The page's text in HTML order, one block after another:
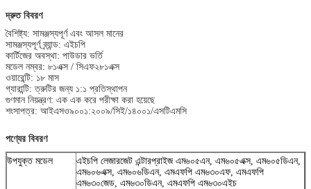
দ্রুত বিবরণ
বৈশিষ্ট্য: সামঞ্জস্যপূর্ণ এবং আসল মানের
সামঞ্জস্যপূর্ণ ব্র্যান্ড: এইচপি
কার্টিজের অবস্থা: পাউডার ভর্তি
মডেল নম্বর: ৮১এক্স / সিএফ২৮১এক্স
ওয়ারেন্টি: ১৮ মাস
গ্যারান্টি: ত্রুটির জন্য ১:১ প্রতিস্থাপন
গুণমান নিয়ন্ত্রণ: এক এক করে পরীক্ষা করা হয়েছে
শংসাপত্র: আইএসও৯০০১:২০০৯/সিই/১৪০০১/এসটিএমসি
পণ্যের বিবরণ
উপযুক্ত মডেল
এইচপি লেজারজেট এন্টারপ্রাইজ এম৬০৫এন, এম৬০৫এক্স, এম৬০৫ডিএন,
এম৬০৬এক্স, এম৬০৬ডিএন, এমএফপি এম৬৩০এফ, এমএফপি
এম৬৩০জেড, এম৬৩০ডিএন, এমএফপি এম৬৩০এইচ